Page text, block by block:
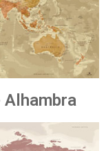
Alhambra